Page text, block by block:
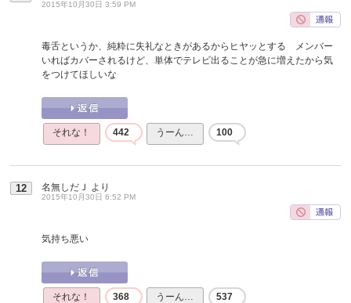
2015年10月30日 3:59 PM
毒舌というか、純粋に失礼なときがあるからヒヤッとする メンバー
いればカバーされるけど、単体でテレビ出ることが急に増えたから気
をつけてほしいな
それな！ 442 うーん… 100
12 名無しだＪ より
2015年10月30日 6:52 PM
気持ち悪い
それな！ 368 うーん… 537